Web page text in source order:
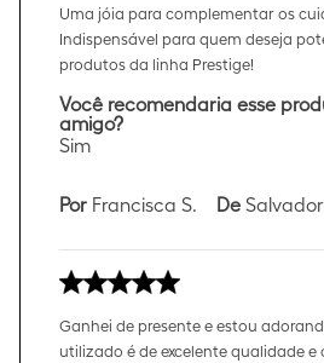
Uma jóia para complementar os
Indispensável para quem deseja
produtos da linha Prestige!
Você recomendaria esse
amigo?
Sim
Por Francisca S. De
Ganhei de presente e estou
utilizado é de excelente qualidade